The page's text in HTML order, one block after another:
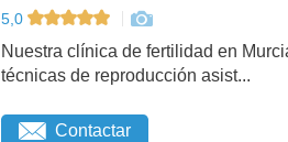
5,0
Nuestra clínica de fertilidad en
técnicas de reproducción asist...
Contactar